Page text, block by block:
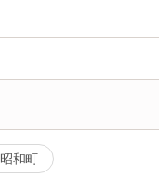
昭和町